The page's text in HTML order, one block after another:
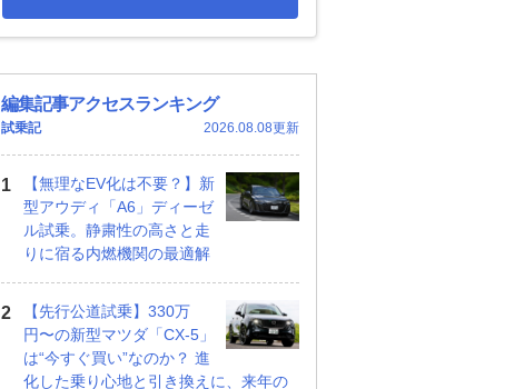
編集記事アクセスランキング
試乗記 2026.08.08更新
【無理なEV化は不要？】新
型アウディ「A6」ディーゼ
ル試乗。静粛性の高さと走
りに宿る内燃機関の最適解
【先行公道試乗】330万
円〜の新型マツダ「CX-5」
は“今すぐ買い”なのか？ 進
化した乗り心地と引き換えに、来年の